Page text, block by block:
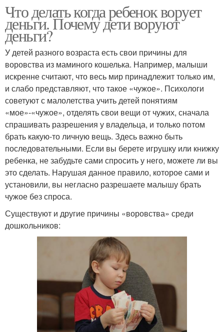
Что делать когда ребенок ворует
деньги. Почему дети воруют
деньги?
У детей разного возраста есть свои причины для
воровства из маминого кошелька. Например, малыши
искренне считают, что весь мир принадлежит только им,
и слабо представляют, что такое «чужое». Психологи
советуют с малолетства учить детей понятиям
«мое»-«чужое», отделять свои вещи от чужих, сначала
спрашивать разрешения у владельца, и только потом
брать какую-то личную вещь. Здесь важно быть
последовательными. Если вы берете игрушку или книжку
ребенка, не забудьте сами спросить у него, можете ли вы
это сделать. Нарушая данное правило, которое сами и
установили, вы негласно разрешаете малышу брать
чужое без спроса.
Существуют и другие причины «воровства» среди
дошкольников: